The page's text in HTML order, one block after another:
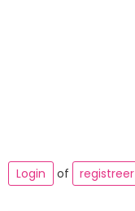
Login
of registreer